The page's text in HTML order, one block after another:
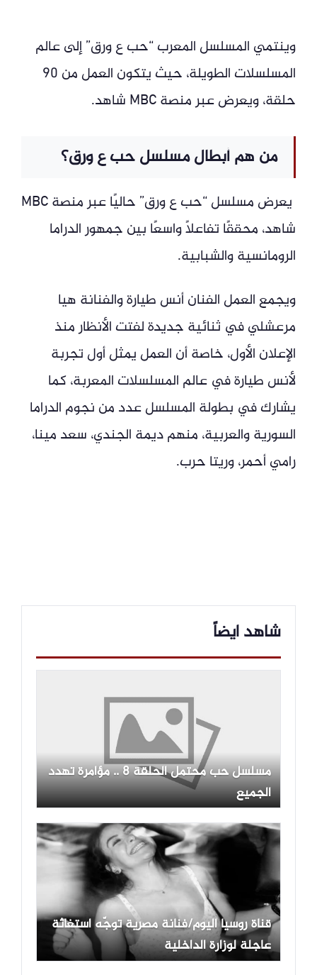
وينتمي المسلسل المعرب “حب ع ورق” إلى عالم
المسلسلات الطويلة، حيث يتكون العمل من 90
حلقة، ويعرض عبر منصة MBC شاهد.
من هم أبطال مسلسل حب ع ورق؟
يعرض مسلسل “حب ع ورق” حاليًا عبر منصة MBC
شاهد، محققًا تفاعلًا واسعًا بين جمهور الدراما
الرومانسية والشبابية.
ويجمع العمل الفنان أنس طيارة والفنانة هيا
مرعشلي في ثنائية جديدة لفتت الأنظار منذ
الإعلان الأول، خاصة أن العمل يمثل أول تجربة
لأنس طيارة في عالم المسلسلات المعربة، كما
يشارك في بطولة المسلسل عدد من نجوم الدراما
السورية والعربية، منهم ديمة الجندي، سعد مينا،
رامي أحمر، وريتا حرب.
شاهد ايضاً
مسلسل حب محتمل الحلقة 8 .. مؤامرة تهدد
الجميع
قناة روسيا اليوم/فنانة مصرية توجّه استغاثة
عاجلة لوزارة الداخلية